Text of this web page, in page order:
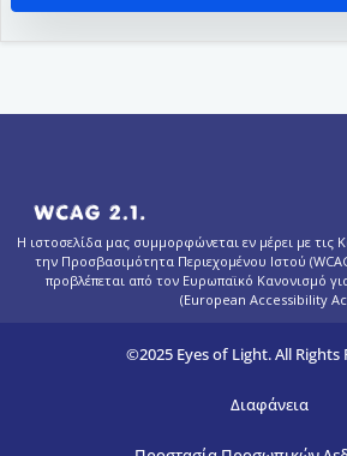
Η ιστοσελίδα μας συμμορφώνεται εν μέρει με τις
την Προσβασιμότητα Περιεχομένου Ιστού
προβλέπεται από τον Ευρωπαϊκό Κανονισμό
(European Accessibility
©2025 Eyes of Light. All Rights
Διαφάνεια